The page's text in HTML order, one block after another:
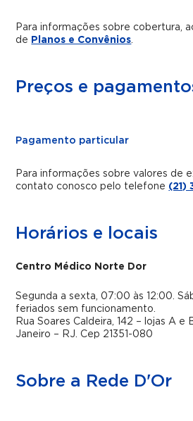
Para informações sobre cobertura,
de Planos e Convênios.
Preços e
Pagamento particular
Para informações sobre valores de
contato conosco pelo telefone (21)
Horários e locais
Centro Médico Norte Dor
Segunda a sexta, 07:00 às 12:00.
feriados sem funcionamento.
Rua Soares Caldeira, 142 – lojas A e
Janeiro – RJ. Cep 21351-080
Sobre a Rede D'Or